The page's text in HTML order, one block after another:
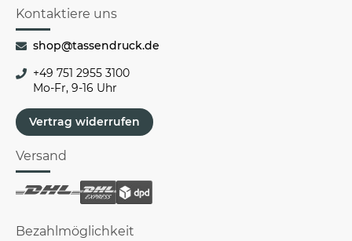
Kontaktiere uns
shop@tassendruck.de
+49 751 2955 3100
Mo-Fr, 9-16 Uhr
Vertrag widerrufen
Versand
Bezahlmöglichkeit